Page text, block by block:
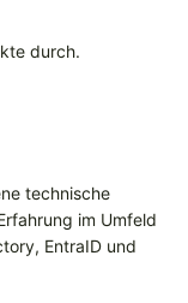
durch.
technische
im Umfeld
EntraID und